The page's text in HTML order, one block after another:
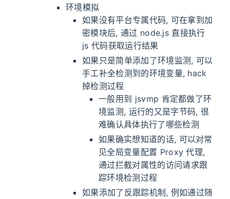
环境模拟
如果没有平台专属代码, 可在拿到加
密模块后, 通过 node.js 直接执行
js 代码获取运行结果
如果只是简单添加了环境监测, 可以
手工补全检测到的环境变量, hack
掉检测过程
一般用到 jsvmp 肯定都做了环
境监测, 运行的又是字节码, 很
难确认具体执行了哪些检测
如果确实想知道的话, 可以对常
见全局变量配置 Proxy 代理,
通过拦截对属性的访问请求跟
踪环境检测过程
如果添加了反跟踪机制, 例如通过随